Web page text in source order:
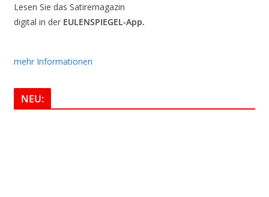
Lesen Sie das Satiremagazin
digital in der EULENSPIEGEL-App.
mehr Informationen
NEU: